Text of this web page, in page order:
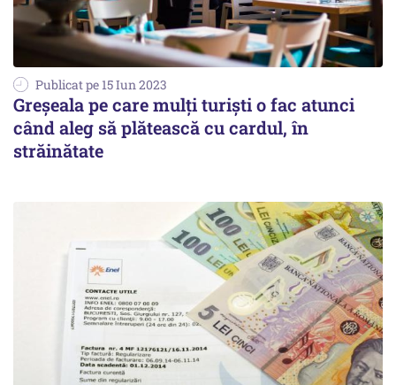
Publicat pe 15 Iun 2023
Greșeala pe care mulți turiști o fac atunci
când aleg să plătească cu cardul, în
străinătate